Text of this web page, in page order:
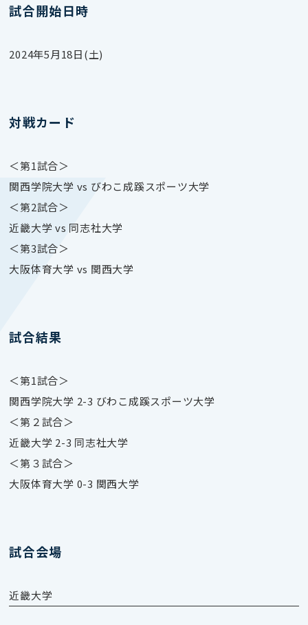
試合開始日時
2024年5月18日(土)
対戦カード
＜第1試合＞
関西学院大学 vs びわこ成蹊スポーツ大学
＜第2試合＞
近畿大学 vs 同志社大学
＜第3試合＞
大阪体育大学 vs 関西大学
試合結果
＜第1試合＞
関西学院大学 2-3 びわこ成蹊スポーツ大学
＜第２試合＞
近畿大学 2-3 同志社大学
＜第３試合＞
大阪体育大学 0-3 関西大学
試合会場
近畿大学